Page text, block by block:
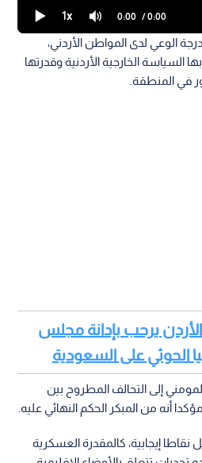
1x 0:00 / 0:00
درجة الوعي لدى المواطن الأردني،
السياسة الخارجية الأردنية وقدرتها
في المنطقة.
الأردن يرحب بإدانة مجلس
الحوثي على السعودية
إلى التحالف المطروح بين
أنه من المبكر الحكم النهائي عليه.
نقاطا إيجابية، كالمقدرة العسكرية